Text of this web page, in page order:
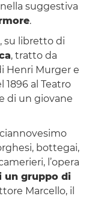
nella suggestiva
.
su libretto di
, tratto da
Henri Murger e
al Teatro
di un giovane
bottegai,
l’opera
un gruppo di
Marcello, il